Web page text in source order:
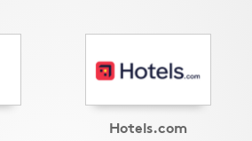
Hotels.com